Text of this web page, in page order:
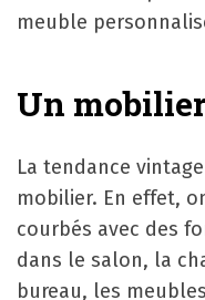
meuble
Un
La tendance
mobilier. En effet,
courbés avec des
dans le salon, la
bureau, les